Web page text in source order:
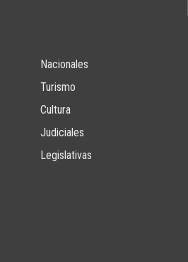
Nacionales
Turismo
Cultura
Judiciales
Legislativas